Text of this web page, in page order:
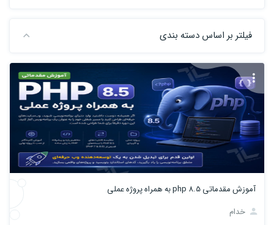
فیلتر بر اساس دسته بندی
آموزش مقدماتی php 8.5 به همراه پروژه عملی
خدام